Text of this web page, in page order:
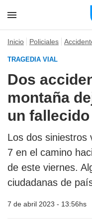
Inicio Policiales
TRAGEDIA VIAL
Dos
montaña
un
Los dos siniestros
7 en el camino
de este viernes.
ciudadanas de
7 de abril 2023 - 13:56hs